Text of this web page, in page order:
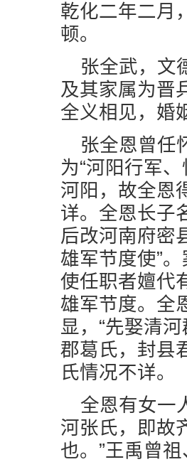
乾化二年二月
顿。
张全武，文
及其家属为晋
全义相见，婚
张全恩曾任
为“河阳行军
河阳，故全恩
详。全恩长子
后改河南府密
雄军节度使”
使任职者嬗代
雄军节度。全
显，“先娶清
郡葛氏，封县
氏情况不详。
全恩有女一
河张氏，即故
也。”王禹曾